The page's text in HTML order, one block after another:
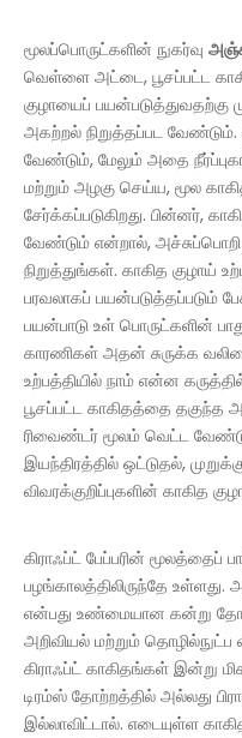
மூலப்பொருட்களின் நுகர்வு
வெள்ளை அட்டை, பூசப்பட்ட
குழாயைப் பயன்படுத்துவதற்கு
அகற்றல் நிறுத்தப்பட வேண்டும்.
வேண்டும், மேலும் அதை
மற்றும் அழகு செய்ய, மூல
சேர்க்கப்படுகிறது. பின்னர்,
வேண்டும் என்றால்,
நிறுத்துங்கள். காகித குழாய்
பரவலாகப் பயன்படுத்தப்படும்
பயன்பாடு உள் பொருட்களின்
காரணிகள் அதன் சுருக்க
உற்பத்தியில் நாம் என்ன
பூசப்பட்ட காகிதத்தை தகுந்த
ரிவைண்டர் மூலம் வெட்ட
இயந்திரத்தில் ஒட்டுதல்,
விவரக்குறிப்புகளின் காகித
கிராஃப்ட் பேப்பரின்
பழங்காலத்திலிருந்தே உள்ளது.
என்பது உண்மையான கன்று
அறிவியல் மற்றும்
கிராஃப்ட் காகிதங்கள் இன்று
டிரம்ஸ் தோற்றத்தில் அல்லது
இல்லாவிட்டால். எடையுள்ள